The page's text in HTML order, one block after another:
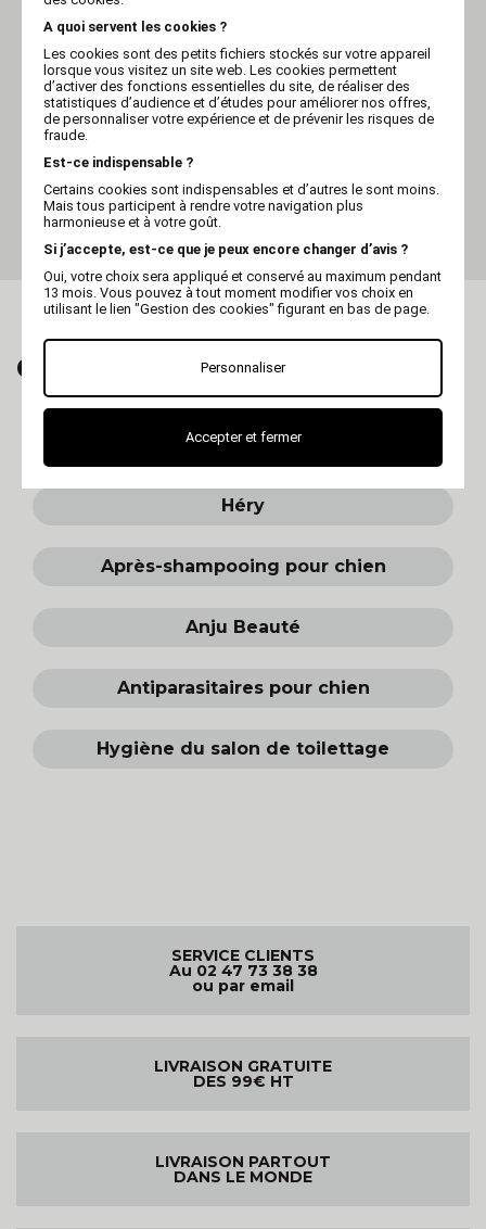
HÉRY
Diffuseur Zéro puce
Fogger Héry 150ml
CRAQUEZ AUSSI POUR...
Shampooing pour chien
Héry
Après-shampooing pour chien
Anju Beauté
Antiparasitaires pour chien
Hygiène du salon de toilettage
SERVICE CLIENTS
Au 02 47 73 38 38
ou par email
LIVRAISON GRATUITE
DES 99€ HT
LIVRAISON PARTOUT
DANS LE MONDE
A quoi servent les cookies ?
Les cookies sont des petits fichiers stockés sur votre appareil
lorsque vous visitez un site web. Les cookies permettent
d’activer des fonctions essentielles du site, de réaliser des
statistiques d’audience et d’études pour améliorer nos offres,
de personnaliser votre expérience et de prévenir les risques de
fraude.
Est-ce indispensable ?
Certains cookies sont indispensables et d’autres le sont moins.
Mais tous participent à rendre votre navigation plus
harmonieuse et à votre goût.
Si j’accepte, est-ce que je peux encore changer d’avis ?
Oui, votre choix sera appliqué et conservé au maximum pendant
13 mois. Vous pouvez à tout moment modifier vos choix en
utilisant le lien "Gestion des cookies" figurant en bas de page.
Personnaliser
Accepter et fermer